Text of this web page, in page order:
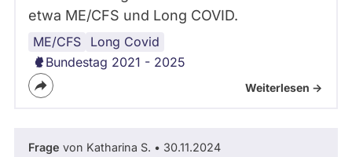
etwa ME/CFS und Long COVID.
ME/CFS
Long Covid
Bundestag 2021 - 2025
Weiterlesen ->
Frage von Katharina S. • 30.11.2024